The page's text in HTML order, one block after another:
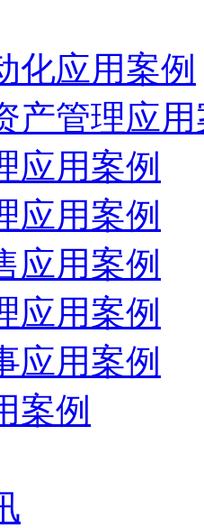
化应用案例
产管理应
应用案例
应用案例
应用案例
应用案例
应用案例
案例